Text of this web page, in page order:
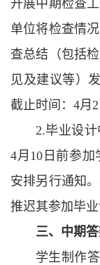
开展中期检查
单位将检查情
查总结（包括
见及建议等）
截止时间：4月2
2.毕业设计
4月10日前参
安排另行通知
推迟其参加毕业
三、中期
学生制作